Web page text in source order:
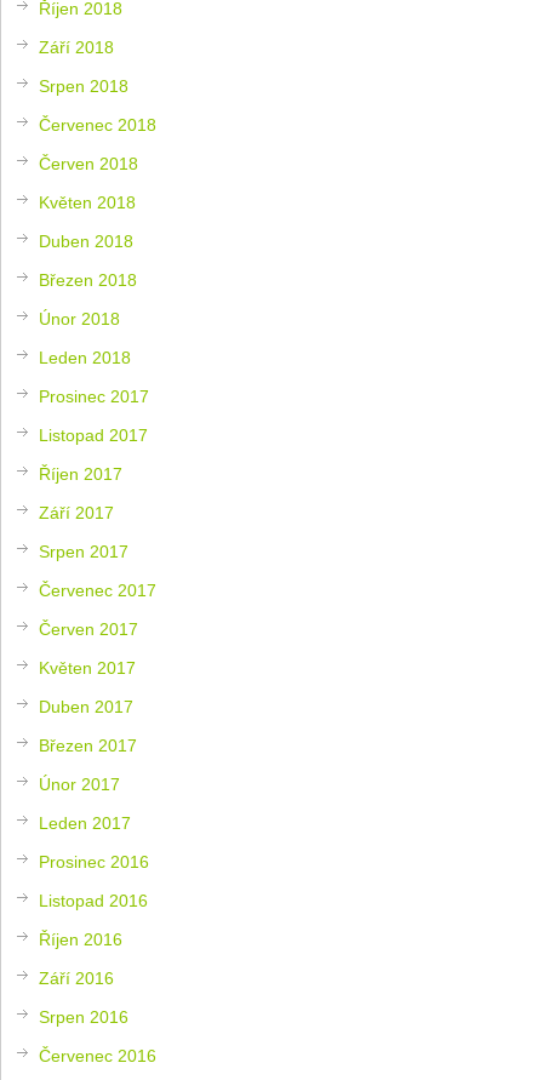
Říjen 2018
Září 2018
Srpen 2018
Červenec 2018
Červen 2018
Květen 2018
Duben 2018
Březen 2018
Únor 2018
Leden 2018
Prosinec 2017
Listopad 2017
Říjen 2017
Září 2017
Srpen 2017
Červenec 2017
Červen 2017
Květen 2017
Duben 2017
Březen 2017
Únor 2017
Leden 2017
Prosinec 2016
Listopad 2016
Říjen 2016
Září 2016
Srpen 2016
Červenec 2016